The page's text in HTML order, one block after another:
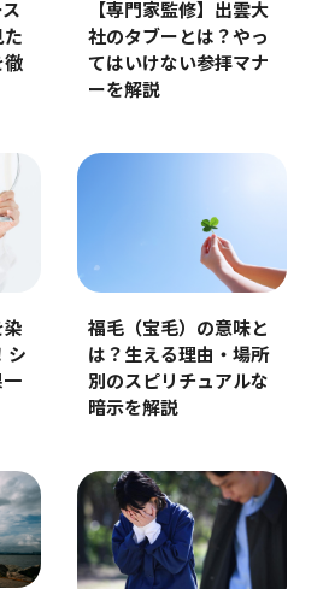
た
徹
【専門家監修】出雲大
社のタブーとは？やっ
てはいけない参拝マナ
ーを解説
染
シ
一
福毛（宝毛）の意味と
は？生える理由・場所
別のスピリチュアルな
暗示を解説